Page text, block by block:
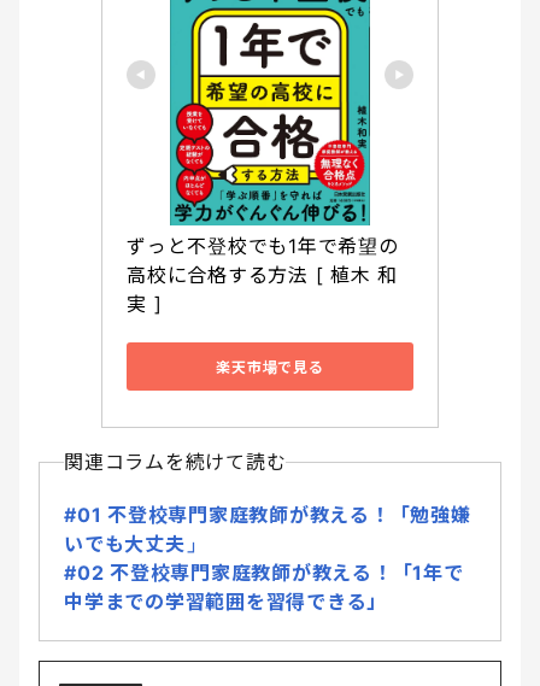
ずっと不登校でも1年で希望の
高校に合格する方法 [ 植木 和
実 ]
楽天市場で見る
関連コラムを続けて読む
#01 不登校専門家庭教師が教える！「勉強嫌
いでも大丈夫」
#02 不登校専門家庭教師が教える！「1年で
中学までの学習範囲を習得できる」